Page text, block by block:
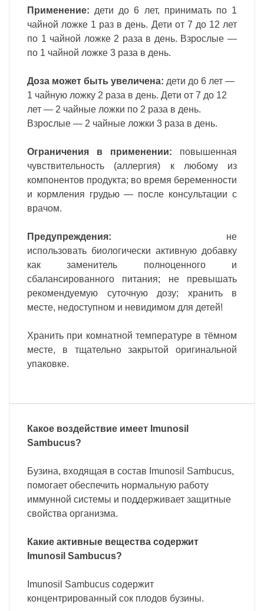
Применение: дети до 6 лет, принимать по 1
чайной ложке 1 раз в день. Дети от 7 до 12 лет
по 1 чайной ложке 2 раза в день. Взрослые —
по 1 чайной ложке 3 раза в день.
Доза может быть увеличена: дети до 6 лет —
1 чайную ложку 2 раза в день. Дети от 7 до 12
лет — 2 чайные ложки по 2 раза в день.
Взрослые — 2 чайные ложки 3 раза в день.
Ограничения в применении:
повышенная
чувствительность (аллергия) к любому из
компонентов продукта; во время беременности
и кормления грудью — после консультации с
врачом.
Предупреждения:
не
использовать биологически активную добавку
как заменитель полноценного и
сбалансированного питания;
не превышать
рекомендуемую
суточную дозу;
хранить в
месте, недоступном и невидимом для детей!
Хранить при комнатной температуре в тёмном
месте, в тщательно закрытой оригинальной
упаковке.
Какое воздействие имеет Imunosil
Sambucus?
Бузина, входящая в состав Imunosil Sambucus,
помогает обеспечить нормальную работу
иммунной системы и поддерживает защитные
свойства организма.
Какие активные вещества содержит
Imunosil Sambucus?
Imunosil Sambucus содержит
концентрированный сок плодов бузины.